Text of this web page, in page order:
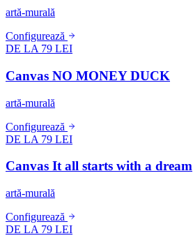
artă-murală
Configurează
DE LA 79 LEI
Canvas NO MONEY DUCK
artă-murală
Configurează
DE LA 79 LEI
Canvas It all starts with a dream
artă-murală
Configurează
DE LA 79 LEI